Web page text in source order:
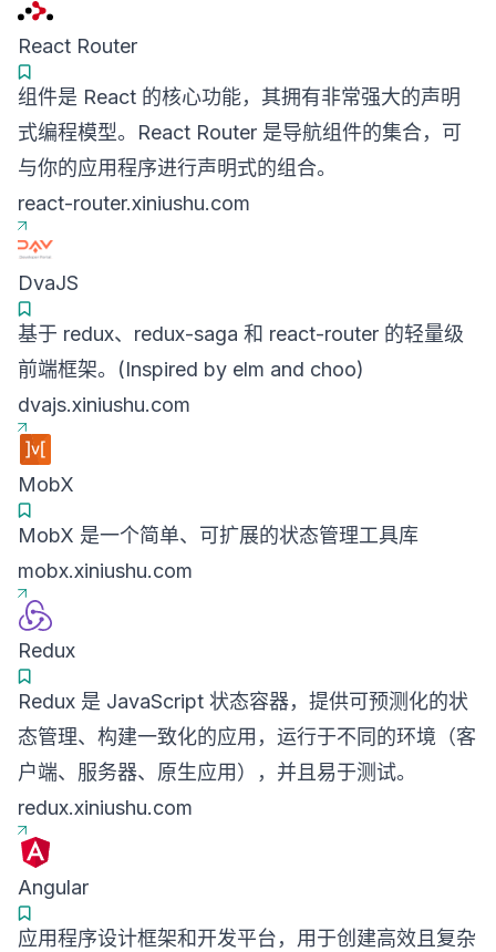
React Router
组件是 React 的核心功能，其拥有非常强大的声明
式编程模型。React Router 是导航组件的集合，可
与你的应用程序进行声明式的组合。
react-router.xiniushu.com
DvaJS
基于 redux、redux-saga 和 react-router 的轻量级
前端框架。(Inspired by elm and choo)
dvajs.xiniushu.com
MobX
MobX 是一个简单、可扩展的状态管理工具库
mobx.xiniushu.com
Redux
Redux 是 JavaScript 状态容器，提供可预测化的状
态管理、构建一致化的应用，运行于不同的环境（客
户端、服务器、原生应用），并且易于测试。
redux.xiniushu.com
Angular
应用程序设计框架和开发平台，用于创建高效且复杂